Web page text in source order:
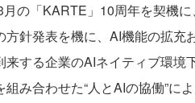
の「KARTE」10周年を契機
方針発表を機に、AI機能の拡充
来する企業のAIネイティブ環境
み合わせた“人とAIの協働”に